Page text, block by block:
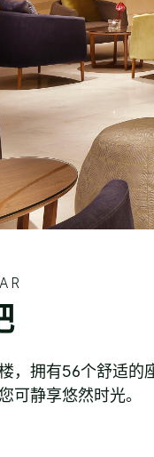
，拥有56个舒适的
可静享悠然时光。